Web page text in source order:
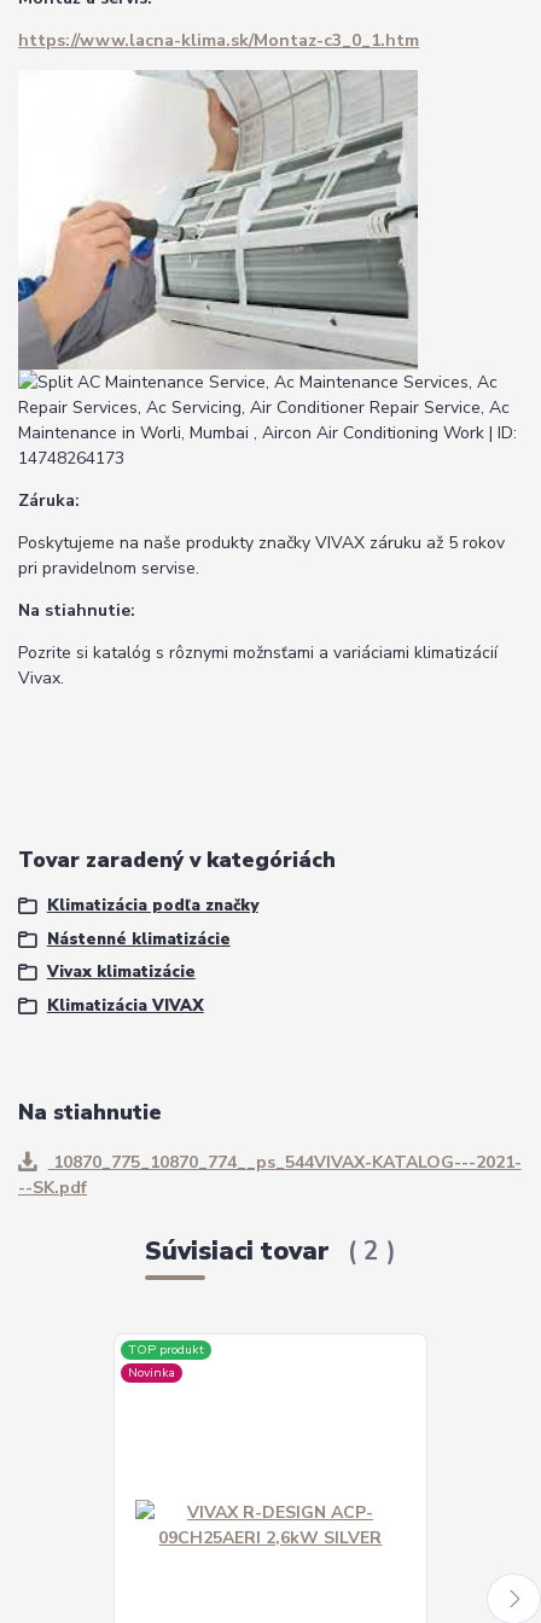
https://www.lacna-klima.sk/Montaz-c3_0_1.htm
Záruka:
Poskytujeme na naše produkty značky VIVAX záruku až 5 rokov
pri pravidelnom servise.
Na stiahnutie:
Pozrite si katalóg s rôznymi možnsťami a variáciami klimatizácií
Vivax.
Tovar zaradený v kategóriách
Klimatizácia podľa značky
Nástenné klimatizácie
Vivax klimatizácie
Klimatizácia VIVAX
Na stiahnutie
10870_775_10870_774__ps_544VIVAX-KATALOG---2021-
--SK.pdf
Súvisiaci tovar 2
TOP produkt
Novinka